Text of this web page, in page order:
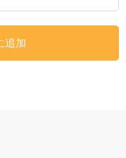
にも！
追加